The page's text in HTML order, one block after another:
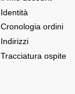
Identità
Cronologia ordini
Indirizzi
Tracciatura ospite